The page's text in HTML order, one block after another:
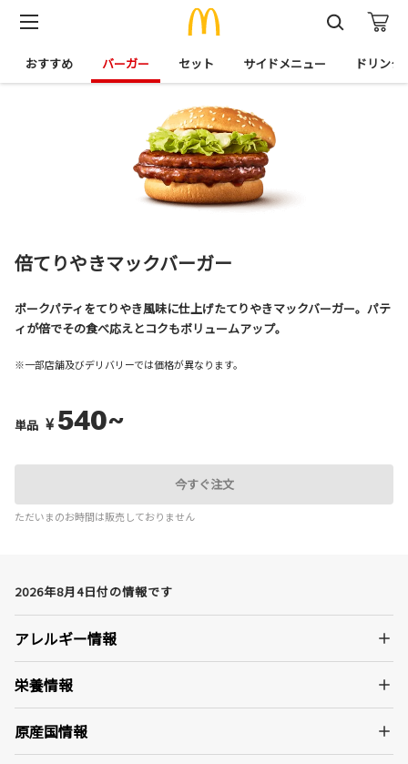
おすすめ バーガー セット サイドメニュー ドリンク
倍てりやきマックバーガー
ポークパティをてりやき風味に仕上げたてりやきマックバーガー。パテ
ィが倍でその食べ応えとコクもボリュームアップ。
※一部店舗及びデリバリーでは価格が異なります。
単品 ¥ 540~
今すぐ注文
ただいまのお時間は販売しておりません
2026年8月4日付の情報です
アレルギー情報
栄養情報
原産国情報